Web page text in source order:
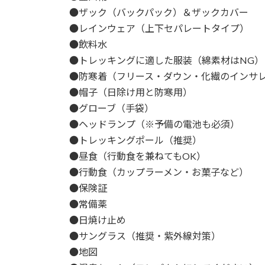
●ザック（バックパック）＆ザックカバー
●レインウェア（上下セパレートタイプ）
●飲料水
●トレッキングに適した服装（綿素材はNG
●防寒着（フリース・ダウン・化繊のインサ
●帽子（日除け用と防寒用）
●グローブ（手袋）
●ヘッドランプ（※予備の電池も必須）
●トレッキングポール（推奨）
●昼食（行動食を兼ねてもOK）
●行動食（カップラーメン・お菓子など）
●保険証
●常備薬
●日焼け止め
●サングラス（推奨・紫外線対策）
●地図